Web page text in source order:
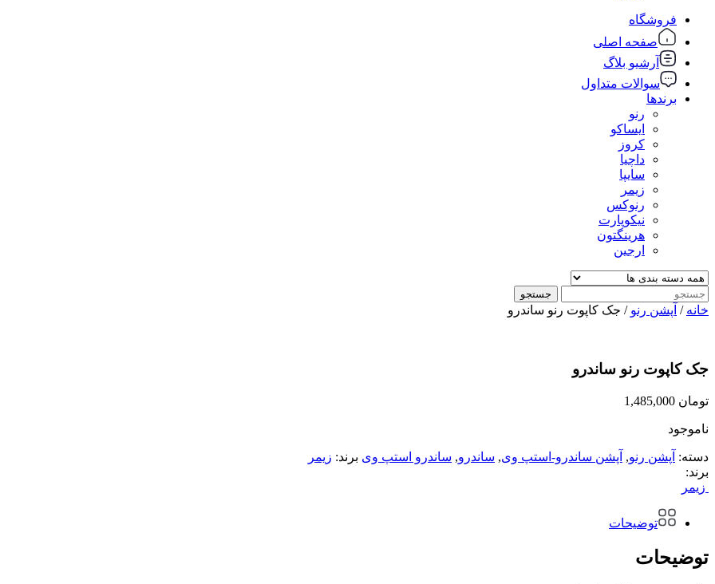
فروشگاه
صفحه اصلی
آرشیو بلاگ
سوالات متداول
برندها
رنو
ایساکو
کروز
داچیا
سایپا
زیمر
رنوکس
نیکوپارت
هرینگتون
ارجین
جستجو
خانه / آپشن رنو / جک کاپوت رنو ساندرو
جک کاپوت رنو ساندرو
تومان
ناموجود
دسته: آپشن رنو, آپشن ساندرو-استپ وی, ساندرو, ساندرو استپ وی برند: زیمر
برند:
زیمر
توضیحات
توضیحات